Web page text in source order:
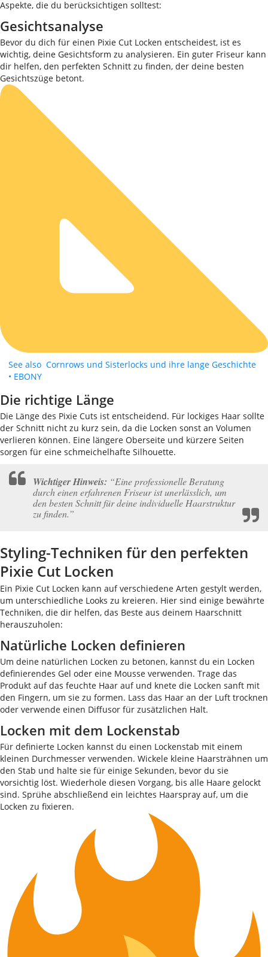
Aspekte, die du berücksichtigen solltest:
Gesichtsanalyse
Bevor du dich für einen Pixie Cut Locken entscheidest, ist es
wichtig, deine Gesichtsform zu analysieren. Ein guter Friseur kann
dir helfen, den perfekten Schnitt zu finden, der deine besten
Gesichtszüge betont.
See also Cornrows und Sisterlocks und ihre lange Geschichte
• EBONY
Die richtige Länge
Die Länge des Pixie Cuts ist entscheidend. Für lockiges Haar sollte
der Schnitt nicht zu kurz sein, da die Locken sonst an Volumen
verlieren können. Eine längere Oberseite und kürzere Seiten
sorgen für eine schmeichelhafte Silhouette.
Wichtiger Hinweis: “Eine professionelle Beratung
durch einen erfahrenen Friseur ist unerlässlich, um
den besten Schnitt für deine individuelle Haarstruktur
zu finden.”
Styling-Techniken für den perfekten
Pixie Cut Locken
Ein Pixie Cut Locken kann auf verschiedene Arten gestylt werden,
um unterschiedliche Looks zu kreieren. Hier sind einige bewährte
Techniken, die dir helfen, das Beste aus deinem Haarschnitt
herauszuholen:
Natürliche Locken definieren
Um deine natürlichen Locken zu betonen, kannst du ein Locken
definierendes Gel oder eine Mousse verwenden. Trage das
Produkt auf das feuchte Haar auf und knete die Locken sanft mit
den Fingern, um sie zu formen. Lass das Haar an der Luft trocknen
oder verwende einen Diffusor für zusätzlichen Halt.
Locken mit dem Lockenstab
Für definierte Locken kannst du einen Lockenstab mit einem
kleinen Durchmesser verwenden. Wickele kleine Haarsträhnen um
den Stab und halte sie für einige Sekunden, bevor du sie
vorsichtig löst. Wiederhole diesen Vorgang, bis alle Haare gelockt
sind. Sprühe abschließend ein leichtes Haarspray auf, um die
Locken zu fixieren.